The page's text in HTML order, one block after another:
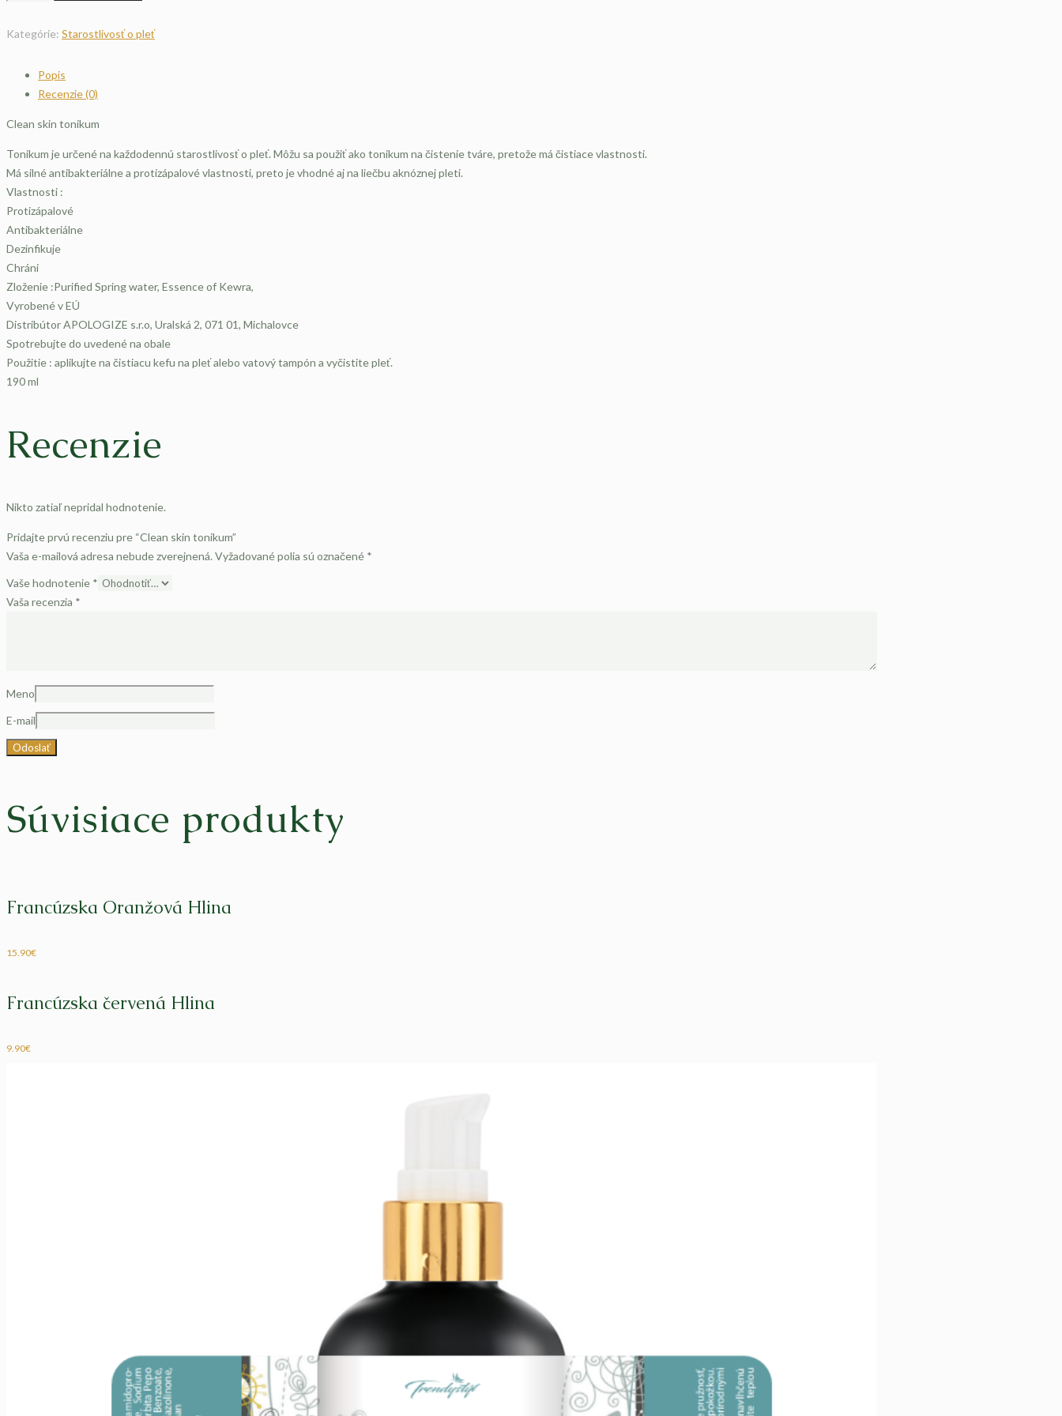
skin
Kategórie: Starostlivosť o pleť
Popis
Recenzie (0)
Clean skin tonikum
Tonikum je určené na každodennú starostlivosť o pleť. Môžu sa použiť ako tonikum na čistenie tváre, pretože má čistiace vlastnosti.
Má silné antibakteriálne a protizápalové vlastnosti, preto je vhodné aj na liečbu aknóznej pleti.
Vlastnosti :
Protizápalové
Antibakteriálne
Dezinfikuje
Chráni
Zloženie :Purified Spring water, Essence of Kewra,
Vyrobené v EÚ
Distribútor APOLOGIZE s.r.o, Uralská 2, 071 01, Michalovce
Spotrebujte do uvedené na obale
Použitie : aplikujte na čistiacu kefu na pleť alebo vatový tampón a vyčistite pleť.
190 ml
Recenzie
Nikto zatiaľ nepridal hodnotenie.
Pridajte prvú recenziu pre “Clean skin tonikum”
Vaša e-mailová adresa nebude zverejnená. Vyžadované polia sú označené *
Vaše hodnotenie *
Vaša recenzia *
Meno
E-mail
Súvisiace produkty
Francúzska Oranžová Hlina
15.90€
Francúzska červená Hlina
9.90€